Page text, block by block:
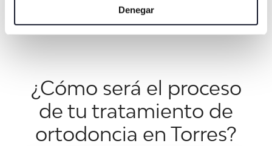
Denegar
¿Cómo será el proceso
de tu tratamiento de
ortodoncia en Torres?